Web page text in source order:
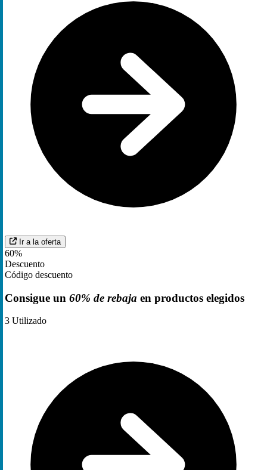
Ir a la oferta
60%
Descuento
Código descuento
Consigue un 60% de rebaja en productos elegidos
3 Utilizado